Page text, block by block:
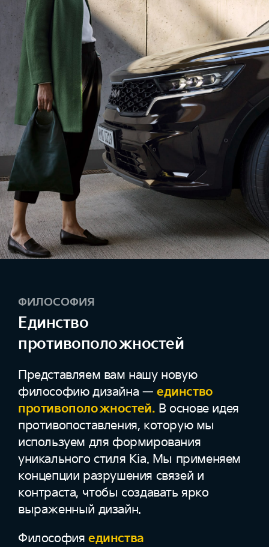
ФИЛОСОФИЯ
Единство
противоположностей
Представляем вам нашу новую
философию дизайна —единство
противоположностей. В основе идея
противопоставления, которую мы
используем для формирования
уникального стиля Kia. Мы применяем
концепции разрушения связей и
контраста, чтобы создавать ярко
выраженный дизайн.
Философия единства